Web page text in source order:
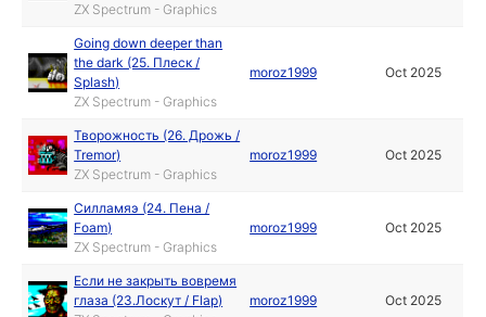
ZX Spectrum - Graphics
Going down deeper than
the dark (25. Плеск /
Splash)
ZX Spectrum - Graphics
moroz1999 Oct 2025
Творожность (26. Дрожь /
Tremor)
ZX Spectrum - Graphics
moroz1999 Oct 2025
Силламяэ (24. Пена /
Foam)
ZX Spectrum - Graphics
moroz1999 Oct 2025
Если не закрыть вовремя
глаза (23.Лоскут / Flap)
moroz1999 Oct 2025